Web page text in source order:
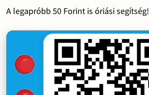
A legapróbb 50 Forint is óriási segítség!